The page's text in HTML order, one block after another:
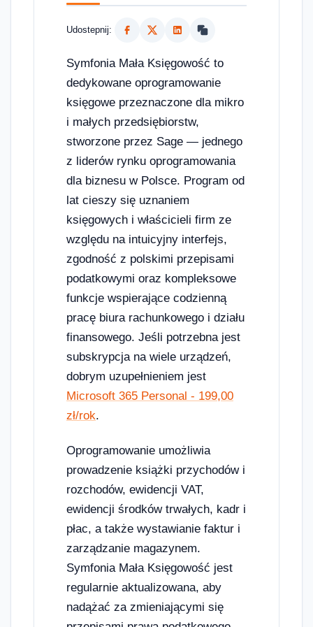
Udostepnij:
Symfonia Mała Księgowość to
dedykowane oprogramowanie
księgowe przeznaczone dla mikro
i małych przedsiębiorstw,
stworzone przez Sage — jednego
z liderów rynku oprogramowania
dla biznesu w Polsce. Program od
lat cieszy się uznaniem
księgowych i właścicieli firm ze
względu na intuicyjny interfejs,
zgodność z polskimi przepisami
podatkowymi oraz kompleksowe
funkcje wspierające codzienną
pracę biura rachunkowego i działu
finansowego. Jeśli potrzebna jest
subskrypcja na wiele urządzeń,
dobrym uzupełnieniem jest
Microsoft 365 Personal - 199,00
zł/rok.
Oprogramowanie umożliwia
prowadzenie książki przychodów i
rozchodów, ewidencji VAT,
ewidencji środków trwałych, kadr i
płac, a także wystawianie faktur i
zarządzanie magazynem.
Symfonia Mała Księgowość jest
regularnie aktualizowana, aby
nadążać za zmieniającymi się